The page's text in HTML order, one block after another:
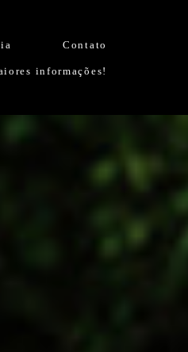
Contato
informações!